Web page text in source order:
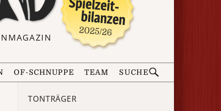
OF-SCHNUPPE TEAM SUCHE
TONTRÄGER